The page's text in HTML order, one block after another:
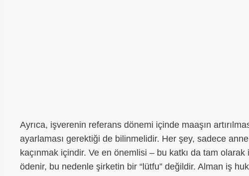
Ayrıca, işverenin referans dönemi içinde maaşın
ayarlaması gerektiği de bilinmelidir. Her şey, sadece
kaçınmak içindir. Ve en önemlisi – bu katkı da tam olarak
ödenir, bu nedenle şirketin bir “lütfu” değildir. Alman iş